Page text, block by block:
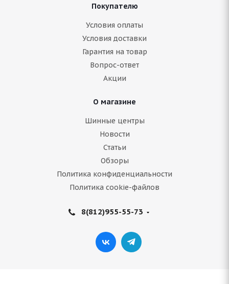
Bridgestone Blizzak Spike-01 235/70 R16 106T
Подробнее
CENTARA SNOW CUTTER 235/70 R16 109T
В наличии (менее 4 шт.)
Покупателю
Условия оплаты
Условия доставки
Гарантия на товар
Вопрос-ответ
Акции
О магазине
Шинные центры
Новости
Статьи
Обзоры
Политика конфиденциальности
Политика cookie-файлов
8(812)955-55-73